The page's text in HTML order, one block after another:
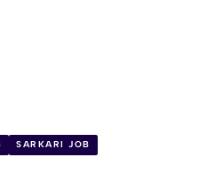
SARKARI JOB